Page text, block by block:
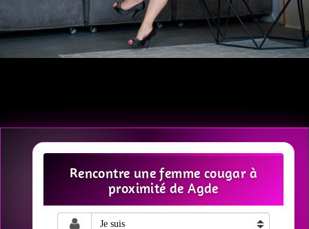
Rencontre une femme cougar à
proximité de Agde